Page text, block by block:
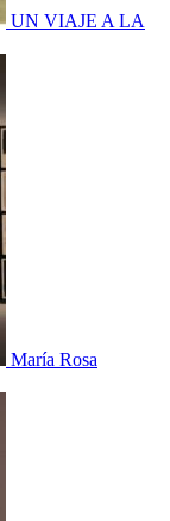
UN VIAJE A LA
María Rosa